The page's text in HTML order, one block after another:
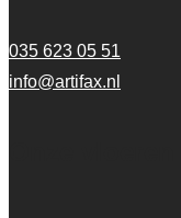
035 623 05 51
info@artifax.nl